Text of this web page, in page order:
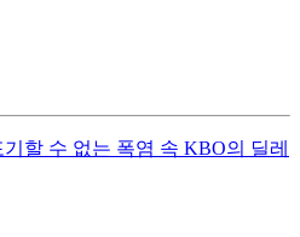
할 수 없는 폭염 속 KBO의 딜레